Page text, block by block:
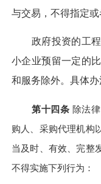
与交易，不得指定或
政府投资的工程
小企业预留一定的
和服务除外。具体办
第十四条 除法
购人、采购代理机构
当及时、有效、完整
不得实施下列行为：